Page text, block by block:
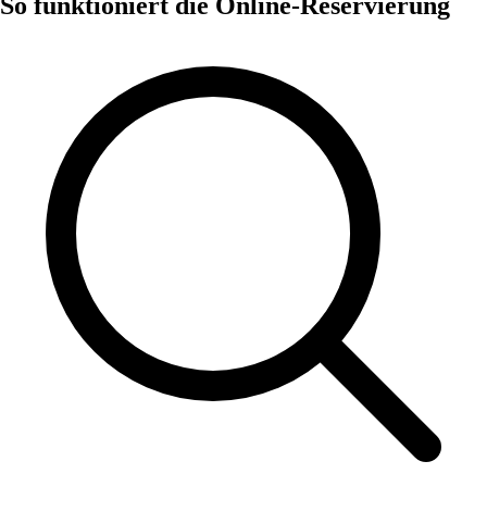
So funktioniert die Online-Reservierung